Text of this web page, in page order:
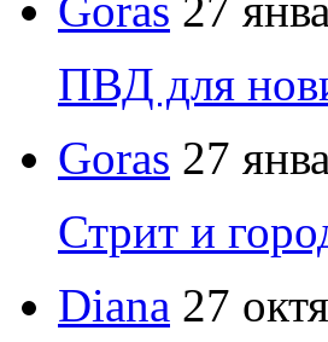
Goras 27
ПВД для
Goras 27
Стрит и
Diana 27